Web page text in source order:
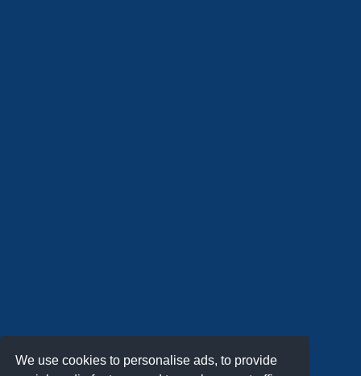
We use cookies to personalise ads, to provide